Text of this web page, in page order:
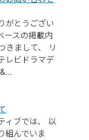
がとうござい
ースの掲載内
きまして、 リ
レビドラマデ
ィブでは、 以
組んでいま